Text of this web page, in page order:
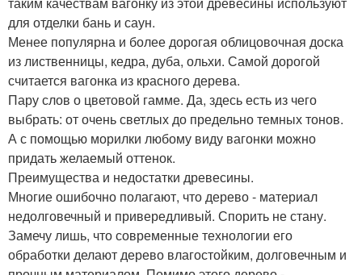
для отделки бань и саун.
Менее популярна и более дорогая облицовочная доска
из лиственницы, кедра, дуба, ольхи. Самой дорогой
считается вагонка из красного дерева.
Пару слов о цветовой гамме. Да, здесь есть из чего
выбрать: от очень светлых до предельно темных тонов.
А с помощью морилки любому виду вагонки можно
придать желаемый оттенок.
Преимущества и недостатки древесины.
Многие ошибочно полагают, что дерево - материал
недолговечный и привередливый. Спорить не стану.
Замечу лишь, что современные технологии его
обработки делают дерево влагостойким, долговечным и